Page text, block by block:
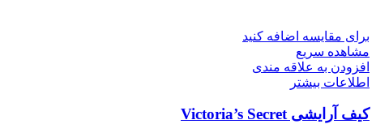
برای مقایسه اضافه کنید
مشاهده سریع
افزودن به علاقه مندی
اطلاعات بیشتر
کیف آرایشی Victoria’s Secret